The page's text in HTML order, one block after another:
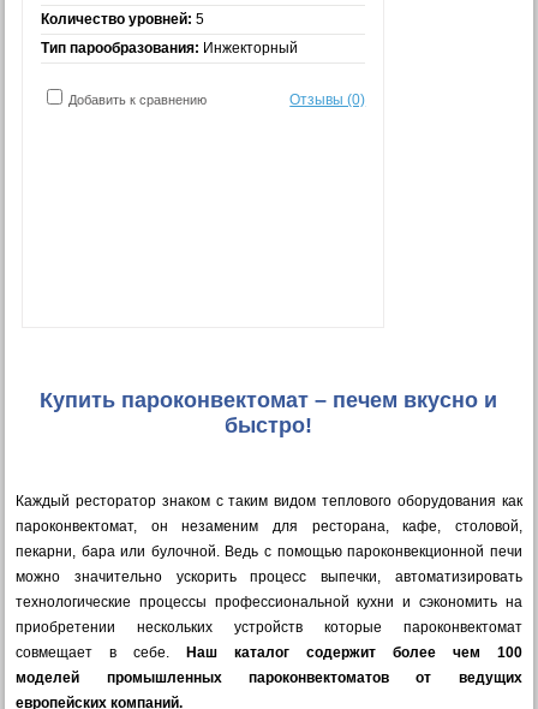
Количество уровней: 5
Тип парообразования: Инжекторный
Добавить к сравнению Отзывы (0)
Купить пароконвектомат – печем вкусно и
быстро!
Каждый ресторатор знаком с таким видом теплового оборудования как
пароконвектомат, он незаменим для ресторана, кафе, столовой,
пекарни, бара или булочной. Ведь с помощью пароконвекционной печи
можно значительно ускорить процесс выпечки, автоматизировать
технологические процессы профессиональной кухни и сэкономить на
приобретении нескольких устройств которые пароконвектомат
совмещает в себе.
Наш каталог содержит более чем 100
моделей промышленных пароконвектоматов от ведущих
европейских компаний.